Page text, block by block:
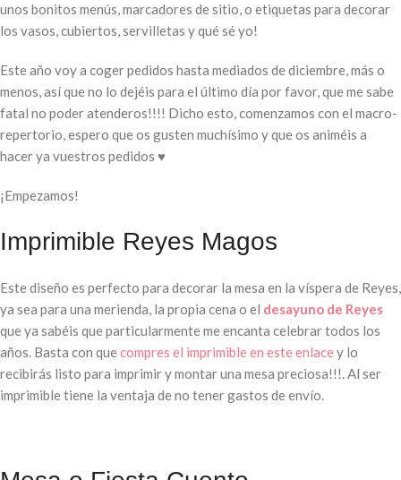
unos bonitos menús, marcadores de sitio, o etiquetas para decorar
los vasos, cubiertos, servilletas y qué sé yo!
Este año voy a coger pedidos hasta mediados de diciembre, más o
menos, así que no lo dejéis para el último día por favor, que me sabe
fatal no poder atenderos!!!! Dicho esto, comenzamos con el macro-
repertorio, espero que os gusten muchísimo y que os animéis a
hacer ya vuestros pedidos ♥
¡Empezamos!
Imprimible Reyes Magos
Este diseño es perfecto para decorar la mesa en la víspera de Reyes,
ya sea para una merienda, la propia cena o el desayuno de Reyes
que ya sabéis que particularmente me encanta celebrar todos los
años. Basta con quecompres el imprimible en este enlacey lo
recibirás listo para imprimir y montar una mesa preciosa!!!. Al ser
imprimible tiene la ventaja de no tener gastos de envío.